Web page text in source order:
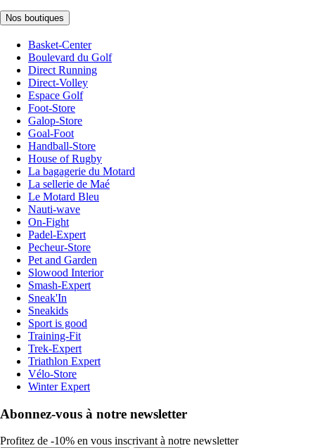
Nos boutiques
Basket-Center
Boulevard du Golf
Direct Running
Direct-Volley
Espace Golf
Foot-Store
Galop-Store
Goal-Foot
Handball-Store
House of Rugby
La bagagerie du Motard
La sellerie de Maé
Le Motard Bleu
Nauti-wave
On-Fight
Padel-Expert
Pecheur-Store
Pet and Garden
Slowood Interior
Smash-Expert
Sneak'In
Sneakids
Sport is good
Training-Fit
Trek-Expert
Triathlon Expert
Vélo-Store
Winter Expert
Abonnez-vous à notre newsletter
Profitez de -10% en vous inscrivant à notre newsletter